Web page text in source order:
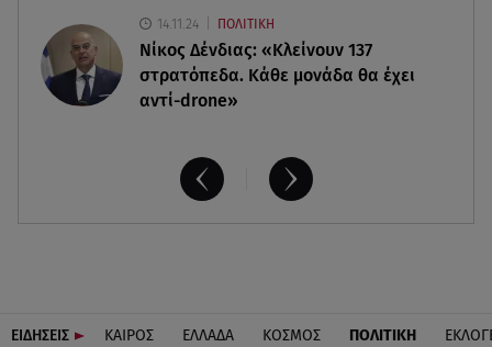
14.11.24 ΠΟΛΙΤΙΚΗ
Νίκος Δένδιας: «Κλείνουν 137
στρατόπεδα. Kάθε μονάδα θα έχει
αντί-drone»
ΕΙΔΗΣΕΙΣ ΚΑΙΡΟΣ ΕΛΛΑΔΑ ΚΟΣΜΟΣ ΠΟΛΙΤΙΚΗ